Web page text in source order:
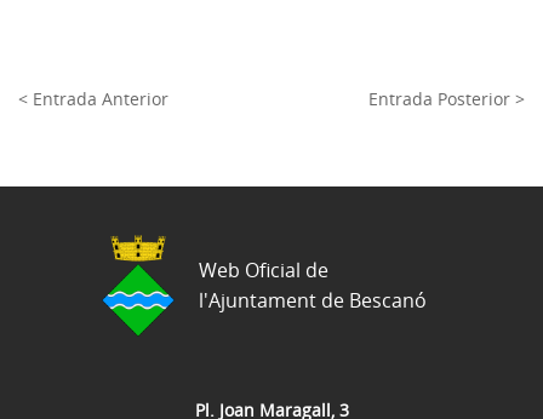
< Entrada Anterior Entrada Posterior >
Pl. Joan Maragall, 3
Web Oficial de
l'Ajuntament de Bescanó